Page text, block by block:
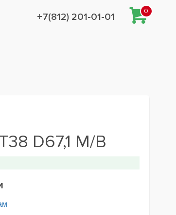
+7(812) 201-01-01
0
D67,1 M/B